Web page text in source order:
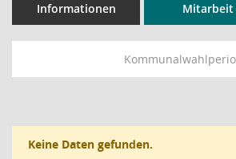
Informationen Mitarbeit
Keine Daten gefunden.